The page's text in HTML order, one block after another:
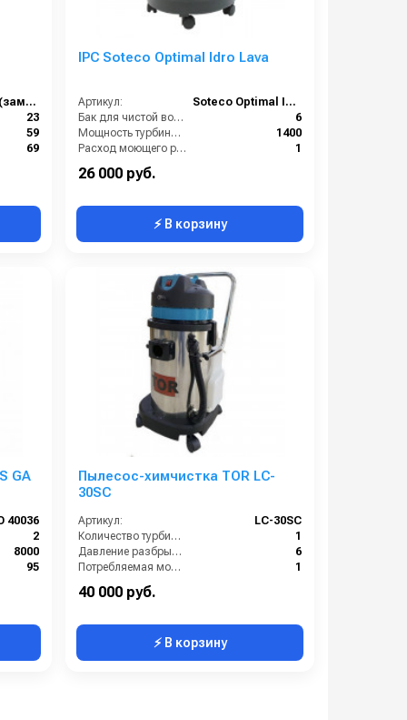
13949 ASDO (зам. 09609 ASDO)
23
59
69
IPC Soteco Optimal Idro Lava
Артикул:
Soteco Optimal Idro Lava
Бак для чистой воды (л):
6
Мощность турбины (Вт):
1400
Расход моющего раствора (л/мин):
1
Разряжение (мБар):
26 000 руб.
⚡ В корзину
GA
40036
2
8000
95
Пылесос-химчистка TOR LC-
30SC
Артикул:
LC-30SC
Количество турбин (шт):
1
Давление разбрызгивания (бар):
6
Потребляемая мощность (кВт):
1
40 000 руб.
⚡ В корзину